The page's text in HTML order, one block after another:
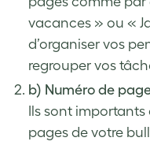
vacances » ou «
d’organiser vos
regrouper vos
b) Numéro de
Ils sont
pages de votre